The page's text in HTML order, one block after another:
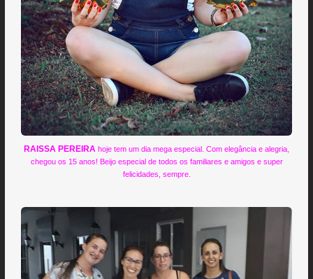
RAISSA PEREIRA hoje tem um dia mega especial. Com elegância e alegria,
chegou os 15 anos! Beijo especial de todos os familiares e amigos e super
felicidades, sempre.